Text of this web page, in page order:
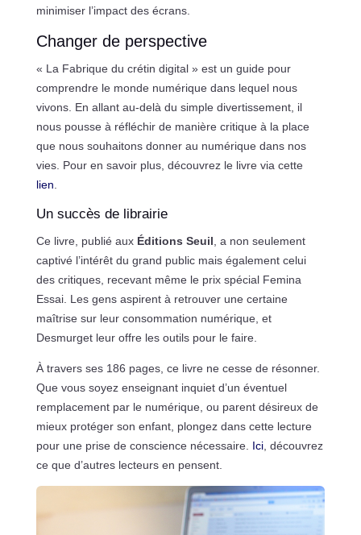
minimiser l’impact des écrans.
Changer de perspective
« La Fabrique du crétin digital » est un guide pour
comprendre le monde numérique dans lequel nous
vivons. En allant au-delà du simple divertissement, il
nous pousse à réfléchir de manière critique à la place
que nous souhaitons donner au numérique dans nos
vies. Pour en savoir plus, découvrez le livre via cette
lien
Un succès de librairie
Ce livre, publié aux Éditions Seuil , a non seulement
captivé l’intérêt du grand public mais également celui
des critiques, recevant même le prix spécial Femina
Essai. Les gens aspirent à retrouver une certaine
maîtrise sur leur consommation numérique, et
Desmurget leur offre les outils pour le faire.
À travers ses 186 pages, ce livre ne cesse de résonner.
Que vous soyez enseignant inquiet d’un éventuel
remplacement par le numérique, ou parent désireux de
mieux protéger son enfant, plongez dans cette lecture
pour une prise de conscience nécessaire. Ici, découvrez
ce que d’autres lecteurs en pensent.